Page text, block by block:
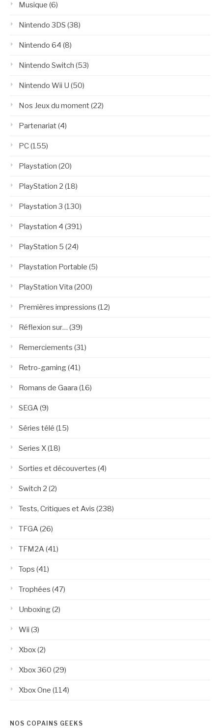
Musique (6)
Nintendo 3DS (38)
Nintendo 64 (8)
Nintendo Switch (53)
Nintendo Wii U (50)
Nos Jeux du moment(22)
Partenariat(4)
PC(155)
Playstation (20)
PlayStation 2 (18)
Playstation 3 (130)
Playstation 4 (391)
PlayStation 5 (24)
Playstation Portable (5)
PlayStation Vita (200)
Premières impressions (12)
Réflexion sur… (39)
Remerciements (31)
Retro-gaming(41)
Romans de Gaara (16)
SEGA(9)
Séries télé (15)
Series X(18)
Sorties et découvertes (4)
Switch 2 (2)
Tests, Critiques et Avis (238)
TFGA(26)
TFM2A(41)
Tops (41)
Trophées (47)
Unboxing(2)
Wii (3)
Xbox(2)
Xbox 360 (29)
Xbox One (114)
NOS COPAINS GEEKS